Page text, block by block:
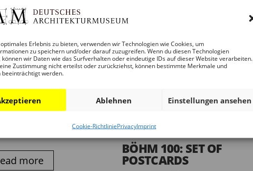
Erlebnis zu bieten, verwenden wir Technologien wie Cookies, um
zu speichern und/oder darauf zuzugreifen. Wenn du diesen Technologien
wir Daten wie das Surfverhalten oder eindeutige IDs auf dieser Website verarbeiten.
Zustimmung nicht erteilst oder zurückziehst, können bestimmte Merkmale und
beeinträchtigt werden.
Ablehnen Einstellungen ansehen
Cookie-RichtliniePrivacyImprint
PORTRAIT
Deutsches
Datei 78 Seiten, zahlreiche
Abb., 21 x 10,5 cm,
more
BÖHM 100: SET OF
POSTCARDS